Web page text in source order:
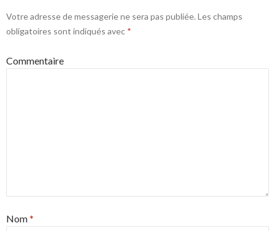
Votre adresse de messagerie ne sera pas publiée. Les champs
obligatoires sont indiqués avec *
Commentaire
Nom*